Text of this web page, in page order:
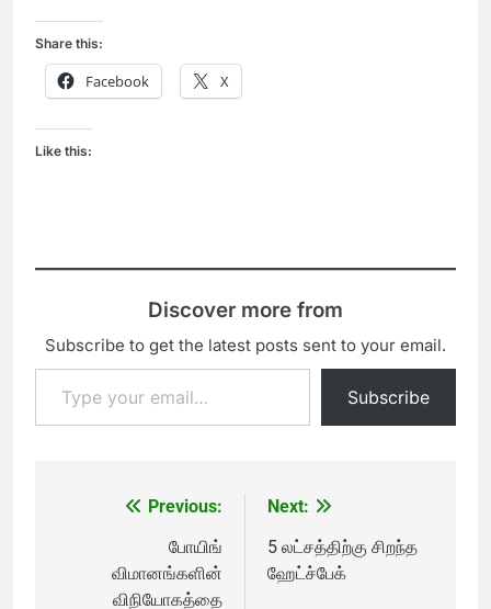
Share this:
Facebook X
Like this:
Discover more from
Subscribe to get the latest posts sent to your email.
Type your email…
Subscribe
navigation
Previous:
போயிங்
விமானங்களின்
விநியோகத்தை
Next:
5 லட்சத்திற்கு சிறந்த
ஹேட்ச்பேக்